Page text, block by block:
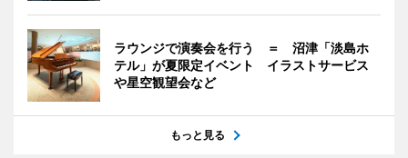
ラウンジで演奏会を行う ＝ 沼津「淡島ホ
テル」が夏限定イベント イラストサービス
や星空観望会など
もっと見る